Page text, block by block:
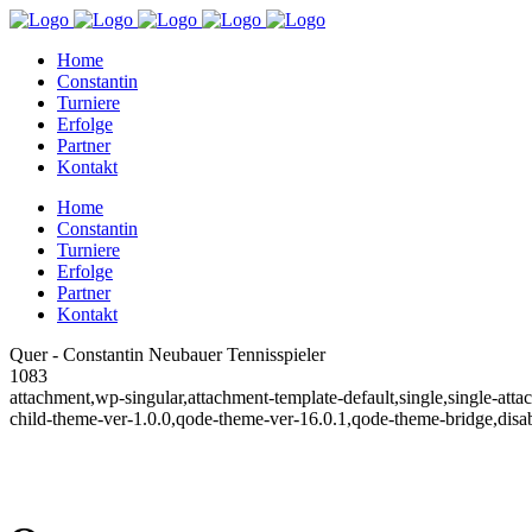
Home
Constantin
Turniere
Erfolge
Partner
Kontakt
Home
Constantin
Turniere
Erfolge
Partner
Kontakt
Quer - Constantin Neubauer Tennisspieler
1083
attachment,wp-singular,attachment-template-default,single,single-
child-theme-ver-1.0.0,qode-theme-ver-16.0.1,qode-theme-